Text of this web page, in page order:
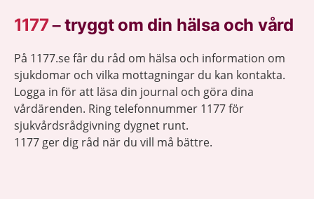
1177–tryggt om din hälsa och vård
På 1177.se får du råd om hälsa och information om
sjukdomar och vilka mottagningar du kan kontakta.
Logga in för att läsa din journal och göra dina
vårdärenden. Ring telefonnummer 1177 för
sjukvårdsrådgivning dygnet runt.
1177 ger dig råd när du vill må bättre.